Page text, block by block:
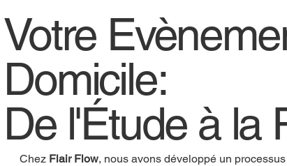
Votre
Domicile:
De l'Étude à la
Chez Flair Flow, nous avons développé un